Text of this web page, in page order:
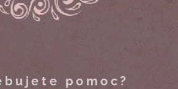
pomoc?